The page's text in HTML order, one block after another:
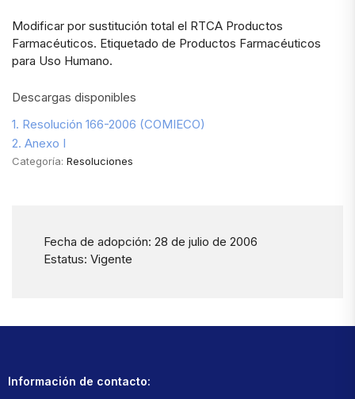
Modificar por sustitución total el RTCA Productos
Farmacéuticos. Etiquetado de Productos Farmacéuticos
para Uso Humano.
Descargas disponibles
1. Resolución 166-2006 (COMIECO)
2. Anexo I
Categoría: Resoluciones
Fecha de adopción: 28 de julio de 2006
Estatus: Vigente
Información de contacto: